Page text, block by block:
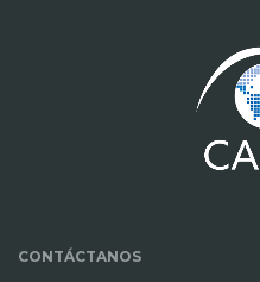
CONTÁCTANOS